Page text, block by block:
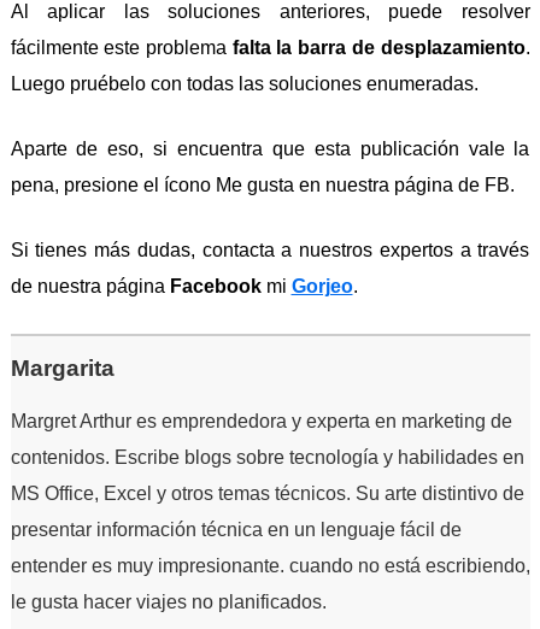
Al aplicar las soluciones anteriores, puede resolver
fácilmente este problema falta la barra de desplazamiento.
Luego pruébelo con todas las soluciones enumeradas.
Aparte de eso, si encuentra que esta publicación vale la
pena, presione el ícono Me gusta en nuestra página de FB.
Si tienes más dudas, contacta a nuestros expertos a través
de nuestra página Facebookmi Gorjeo.
Margarita
Margret Arthur es emprendedora y experta en marketing de
contenidos. Escribe blogs sobre tecnología y habilidades en
MS Office, Excel y otros temas técnicos. Su arte distintivo de
presentar información técnica en un lenguaje fácil de
entender es muy impresionante. cuando no está escribiendo,
le gusta hacer viajes no planificados.